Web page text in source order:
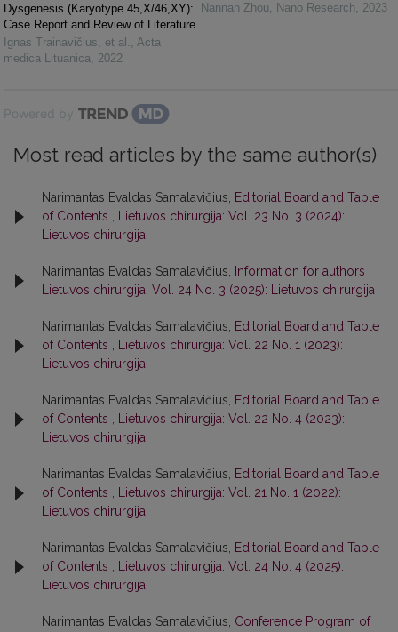
Dysgenesis (Karyotype 45,X/46,XY):
Case Report and Review of Literature
Ignas Trainavičius, et al. , Acta
medica Lituanica, 2022
Nannan Zhou, Nano Research, 2023
Powered by
Most read articles by the same author(s)
Narimantas Evaldas Samalavičius,
Editorial Board and Table
of Contents
Lietuvos chirurgija: Vol. 23 No. 3 (2024):
Lietuvos chirurgija
Narimantas Evaldas Samalavičius, Information for authors
Lietuvos chirurgija: Vol. 24 No. 3 (2025): Lietuvos chirurgija
Narimantas Evaldas Samalavičius,
Editorial Board and Table
of Contents
Lietuvos chirurgija: Vol. 22 No. 1 (2023):
Lietuvos chirurgija
Narimantas Evaldas Samalavičius,
Editorial Board and Table
of Contents
Lietuvos chirurgija: Vol. 22 No. 4 (2023):
Lietuvos chirurgija
Narimantas Evaldas Samalavičius,
Editorial Board and Table
of Contents
Lietuvos chirurgija: Vol. 21 No. 1 (2022):
Lietuvos chirurgija
Narimantas Evaldas Samalavičius,
Editorial Board and Table
of Contents
Lietuvos chirurgija: Vol. 24 No. 4 (2025):
Lietuvos chirurgija
Narimantas Evaldas Samalavičius, Conference Program of